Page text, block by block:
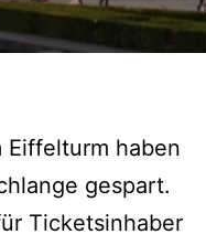
haben
gespart.
Ticketsinhaber